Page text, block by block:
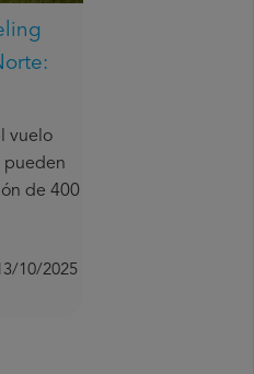
vuelo
pueden
de 400
10/2025